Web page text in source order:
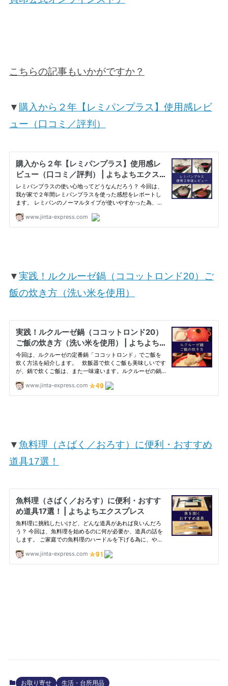
こちらの記事もいかがですか？
▼ 購入から２年【レミパンプラス】使用感レビ
ュー（口コミ／評判）
▼実践！ルクルーゼ鍋（ココットロンド20）ご
飯の炊き方（洗い米を使用）
▼魚料理（さばく／おろす）に便利・おすすめ
道具17選！
お取り寄せ 生活・台所用品